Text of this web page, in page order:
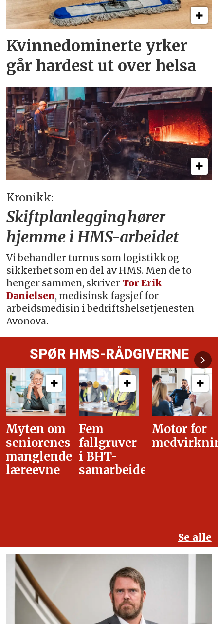
Kvinnedominerte yrker
går hardest ut over helsa
Kronikk:
Skiftplanlegging hører
hjemme i HMS-arbeidet
Vi behandler turnus som logistikk og
sikkerhet som en del av HMS. Men de to
henger sammen, skriver Tor Erik
Danielsen, medisinsk fagsjef for
arbeidsmedisin i bedriftshelsetjenesten
Avonova.
SPØR HMS-RÅDGIVERNE
Fem
fallgruver
i BHT-
samarbeidet
Motor for
medvirkning
i
Se alle